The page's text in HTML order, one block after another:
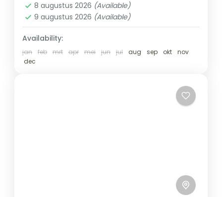
8 augustus 2026 (Available)
9 augustus 2026 (Available)
Availability:
jan feb mrt apr mei jun jul aug sep okt
nov
dec